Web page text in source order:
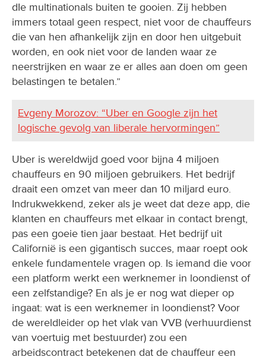
dIe multinationals buiten te gooien. Zij hebben
immers totaal geen respect, niet voor de chauffeurs
die van hen afhankelijk zijn en door hen uitgebuit
worden, en ook niet voor de landen waar ze
neerstrijken en waar ze er alles aan doen om geen
belastingen te betalen.”
Evgeny Morozov: “Uber en Google zijn het
logische gevolg van liberale hervormingen”
Uber is wereldwijd goed voor bijna 4 miljoen
chauffeurs en 90 miljoen gebruikers. Het bedrijf
draait een omzet van meer dan 10 miljard euro.
Indrukwekkend, zeker als je weet dat deze app, die
klanten en chauffeurs met elkaar in contact brengt,
pas een goeie tien jaar bestaat. Het bedrijf uit
Californië is een gigantisch succes, maar roept ook
enkele fundamentele vragen op. Is iemand die voor
een platform werkt een werknemer in loondienst of
een zelfstandige? En als je er nog wat dieper op
ingaat: wat is een werknemer in loondienst? Voor
de wereldleider op het vlak van VVB (verhuurdienst
van voertuig met bestuurder) zou een
arbeidscontract betekenen dat de chauffeur een